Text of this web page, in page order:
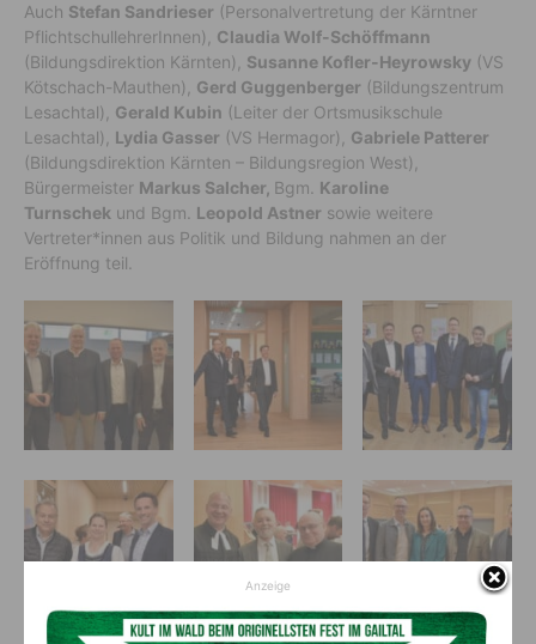
Auch Stefan Sandrieser (Personalvertretung der Kärntner
PflichtschullehrerInnen), Claudia Wolf-Schöffmann
(Bildungsdirektion Kärnten), Susanne Kofler-Heyrowsky (VS
Kötschach-Mauthen), Gerd Guggenberger (Bildungszentrum
Lesachtal), Gerald Kubin (Leiter der Ortsmusikschule
Lesachtal), Lydia Gasser (VS Hermagor), Gabriele Patterer
(Bildungsdirektion Kärnten – Bildungsregion West),
Bürgermeister Markus Salcher, Bgm. Karoline
Turnschek und Bgm. Leopold Astner sowie weitere
Vertreter*innen aus Politik und Bildung nahmen an der
Eröffnung teil.
Anzeige